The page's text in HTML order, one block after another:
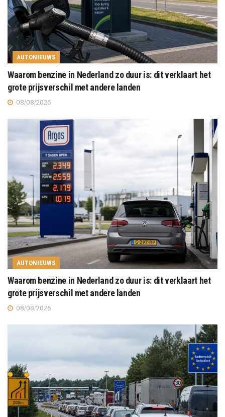
AUTONIEUWS
Waarom benzine in Nederland zo duur is: dit verklaart het
grote prijsverschil met andere landen
08/08/2026
AUTONIEUWS
Waarom benzine in Nederland zo duur is: dit verklaart het
grote prijsverschil met andere landen
08/08/2026